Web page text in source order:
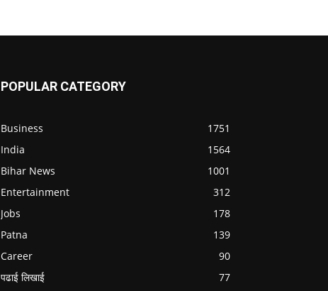
POPULAR CATEGORY
Business
1751
India
1564
Bihar News
1001
Entertainment
312
Jobs
178
Patna
139
Career
90
पढाई लिखाई
77